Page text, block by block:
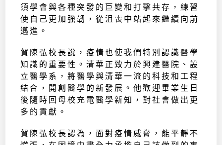
須學會與各種突發的巨變和打擊共存，練習
使自己更加強韌，從沮喪中站起來繼續向前
邁進。
賀陳弘校長說，疫情也使我們特別認識醫學
知識的重要性。清華正致力於興建醫院、設
立醫學系，將醫學與清華一流的科技和工程
結合，開創醫學的新發展。他歡迎畢業生日
後隨時回母校充電醫學新知，對社會做出更
多的貢獻。
賀陳弘校長認為，面對疫情威脅，能平靜不